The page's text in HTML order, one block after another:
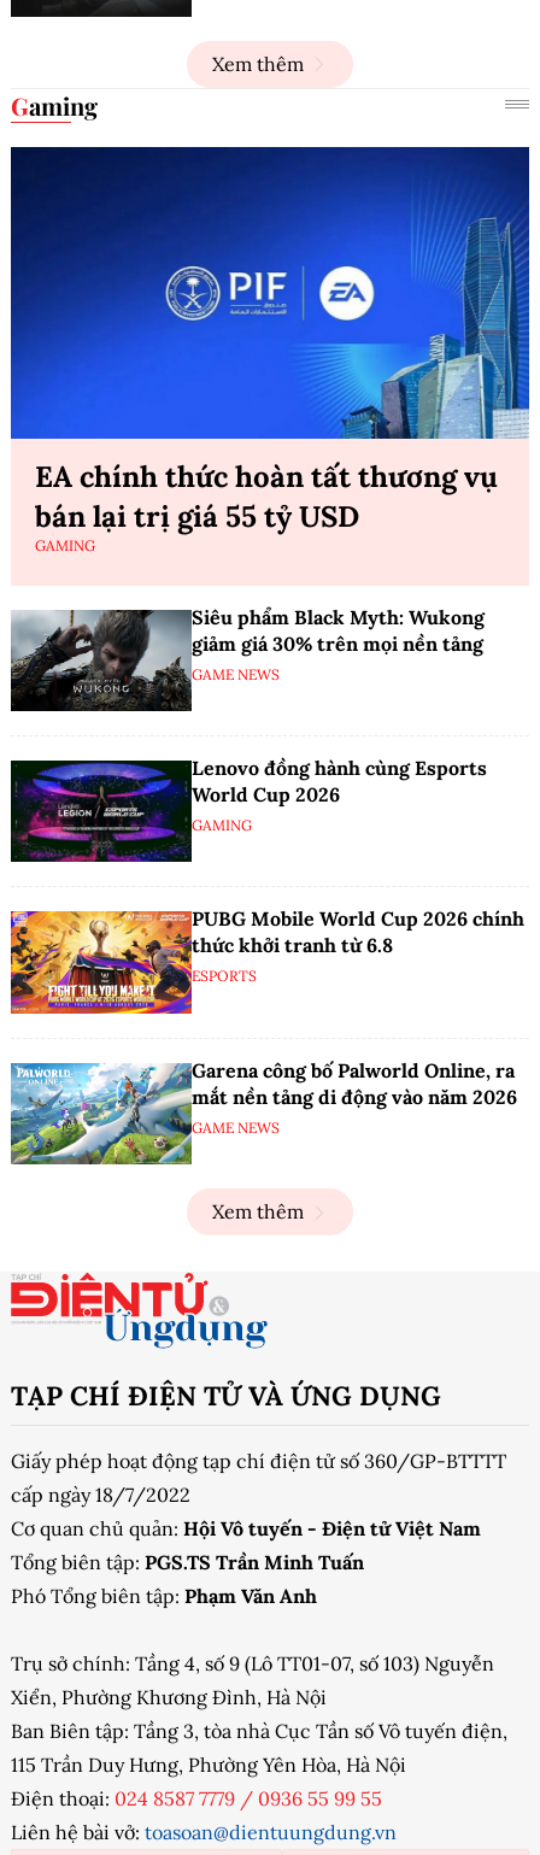
Xem thêm
Gaming
EA chính thức hoàn tất thương vụ
bán lại trị giá 55 tỷ USD
GAMING
Siêu phẩm Black Myth: Wukong
giảm giá 30% trên mọi nền tảng
GAME NEWS
Lenovo đồng hành cùng Esports
World Cup 2026
GAMING
PUBG Mobile World Cup 2026 chính
thức khởi tranh từ 6.8
ESPORTS
Garena công bố Palworld Online, ra
mắt nền tảng di động vào năm 2026
GAME NEWS
Xem thêm
TẠP CHÍ ĐIỆN TỬ VÀ ỨNG DỤNG
Giấy phép hoạt động tạp chí điện tử số 360/GP-BTTTT
cấp ngày 18/7/2022
Cơ quan chủ quản: Hội Vô tuyến - Điện tử Việt Nam
Tổng biên tập: PGS.TS Trần Minh Tuấn
Phó Tổng biên tập: Phạm Văn Anh
Trụ sở chính: Tầng 4, số 9 (Lô TT01-07, số 103) Nguyễn
Xiển, Phường Khương Đình, Hà Nội
Ban Biên tập: Tầng 3, tòa nhà Cục Tần số Vô tuyến điện,
115 Trần Duy Hưng, Phường Yên Hòa, Hà Nội
Điện thoại: 024 8587 7779 / 0936 55 99 55
Liên hệ bài vở: toasoan@dientuungdung.vn